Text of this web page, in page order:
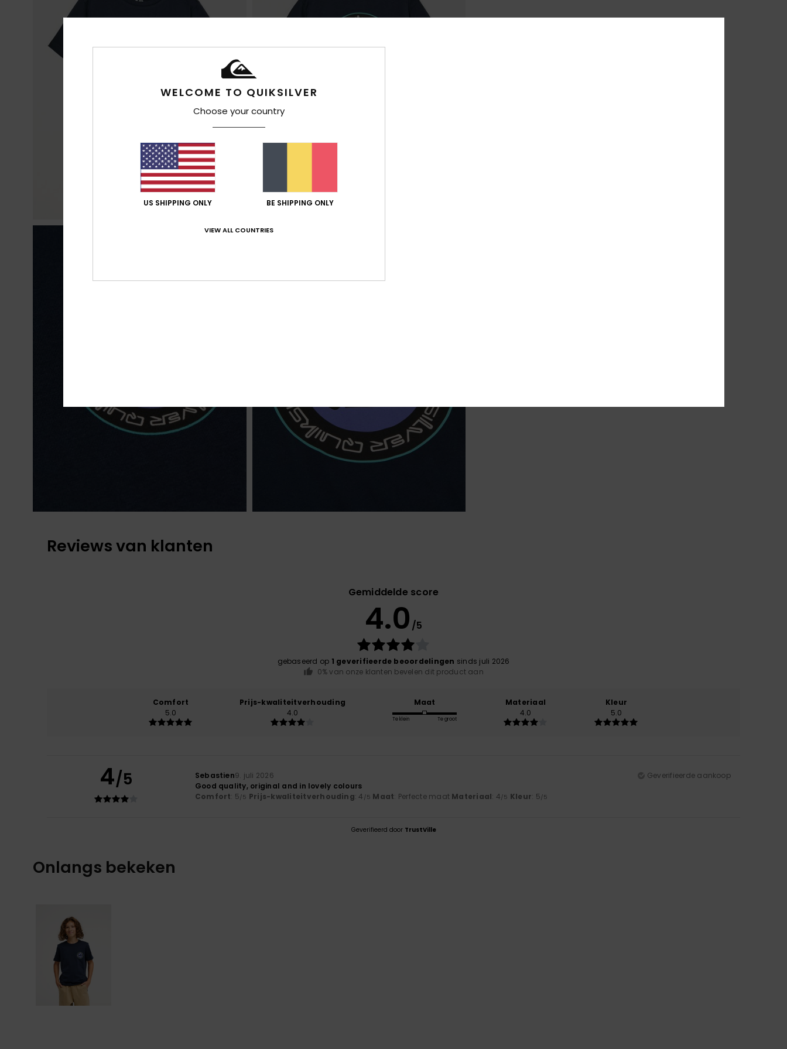
Reviews van klanten
Gemiddelde score
4.0 /5
gebaseerd op 1 geverifieerde beoordelingen sinds juli 2026
0% van onze klanten bevelen dit product aan
Comfort
5.0
Prijs-kwaliteitverhouding
4.0
Maat
Te klein Te groot
Materiaal
4.0
Kleur
5.0
4/5 Sebastien9. juli 2026
Geverifieerde aankoop
Good quality, original and in lovely colours
Comfort: 5/5 Prijs-kwaliteitverhouding: 4 /5 Maat: Perfecte maat Materiaal: 4/5 Kleur: 5/5
Geverifieerd door TrustVille
Onlangs bekeken
WELCOME TO QUIKSILVER
Choose your country
US SHIPPING ONLY BE SHIPPING ONLY
VIEW ALL COUNTRIES